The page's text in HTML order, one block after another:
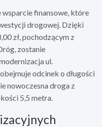
wsparcie finansowe, które
drogowej. Dzięki
zł, pochodzącym z
zostanie
ul.
odcinek o długości
nowoczesna droga z
5,5 metra.